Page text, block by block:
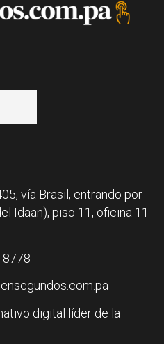
vía Brasil, entrando por
Idaan), piso 11, oficina 11
digital líder de la